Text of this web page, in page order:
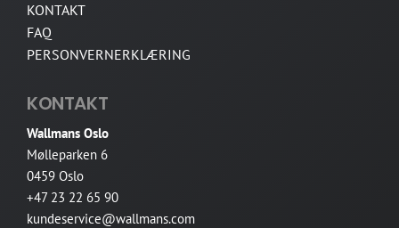
KONTAKT
FAQ
PERSONVERNERKLÆRING
KONTAKT
Wallmans Oslo
Mølleparken 6
0459 Oslo
+47 23 22 65 90
kundeservice@wallmans.com